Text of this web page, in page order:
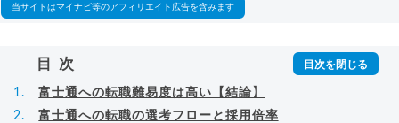
べらない転職エージェント
当サイトはマイナビ等のアフィリエイト広告を含みます
目次
富士通への転職難易度は高い【結論】
富士通への転職の選考フローと採用倍率